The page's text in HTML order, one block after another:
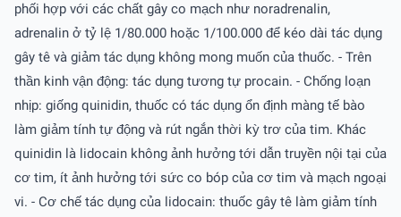
phối hợp với các chất gây co mạch như noradrenalin,
adrenalin ở tỷ lệ 1/80.000 hoặc 1/100.000 để kéo dài tác dụng
gây tê và giảm tác dụng không mong muốn của thuốc. - Trên
thần kinh vận động: tác dụng tương tự procain. - Chống loạn
nhịp: giống quinidin, thuốc có tác dụng ổn định màng tế bào
làm giảm tính tự động và rút ngắn thời kỳ trơ của tim. Khác
quinidin là lidocain không ảnh hưởng tới dẫn truyền nội tại của
cơ tim, ít ảnh hưởng tới sức co bóp của cơ tim và mạch ngoại
vi. - Cơ chế tác dụng của lidocain: thuốc gây tê làm giảm tính